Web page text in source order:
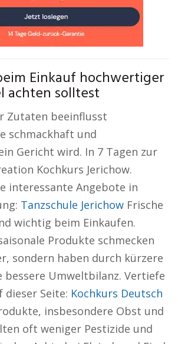
Einkauf hochwertiger
achten solltest
Zutaten beeinflusst
schmackhaft und
Gericht wird. In 7 Tagen zur
Kochkurs Jerichow.
interessante Angebote in
Tanzschule Jerichow Frische
wichtig beim Einkaufen.
Produkte schmecken
sondern haben durch kürzere
bessere Umweltbilanz. Vertiefe
dieser Seite: Kochkurs Deutsch
insbesondere Obst und
oft weniger Pestizide und